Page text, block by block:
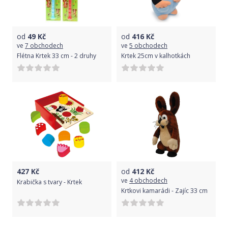
od 49 Kč
ve 7 obchodech
Flétna Krtek 33 cm - 2 druhy
od 416 Kč
ve 5 obchodech
Krtek 25cm v kalhotkách
427 Kč
Krabička s tvary - Krtek
od 412 Kč
ve 4 obchodech
Krtkovi kamarádi - Zajíc 33 cm